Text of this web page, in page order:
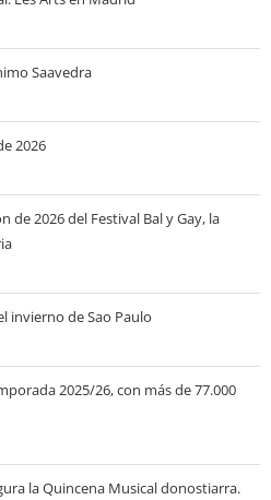
Saavedra
2026
de 2026 del Festival Bal y Gay, la
invierno de Sao Paulo
2025/26, con más de 77.000
la Quincena Musical donostiarra.